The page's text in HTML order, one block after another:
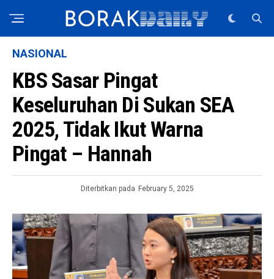
NASIONAL
KBS Sasar Pingat
Keseluruhan Di Sukan SEA
2025, Tidak Ikut Warna
Pingat – Hannah
Diterbitkan pada February 5, 2025